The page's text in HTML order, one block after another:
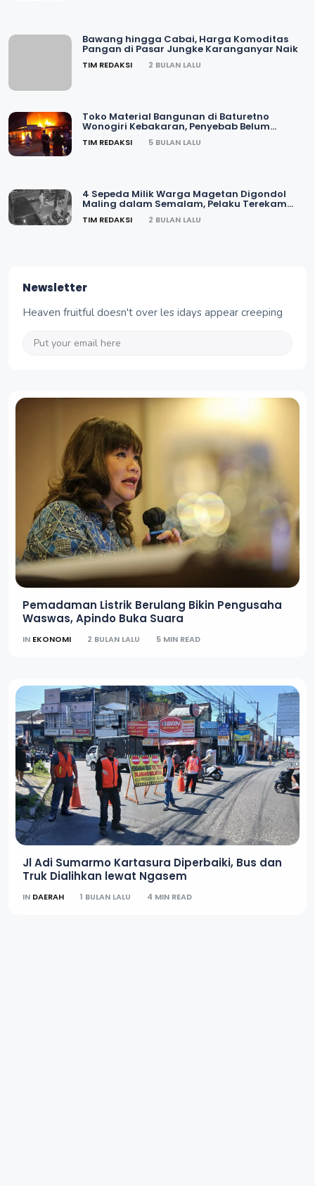
Bawang hingga Cabai, Harga Komoditas
Pangan di Pasar Jungke Karanganyar Naik
TIM REDAKSI 2 BULAN LALU
Toko Material Bangunan di Baturetno
Wonogiri Kebakaran, Penyebab Belum
TIM REDAKSI 5 BULAN LALU
4 Sepeda Milik Warga Magetan Digondol
Maling dalam Semalam, Pelaku Terekam
TIM REDAKSI 2 BULAN LALU
Newsletter
Heaven fruitful doesn't over les idays appear creeping
Pemadaman Listrik Berulang Bikin Pengusaha
Waswas, Apindo Buka Suara
IN EKONOMI 2 BULAN LALU 5 MIN READ
Jl Adi Sumarmo Kartasura Diperbaiki, Bus dan
Truk Dialihkan lewat Ngasem
IN DAERAH 1 BULAN LALU 4 MIN READ